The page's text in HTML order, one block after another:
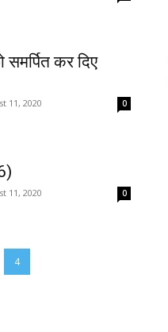
कर दिए
11, 2020 0
11, 2020 0
4